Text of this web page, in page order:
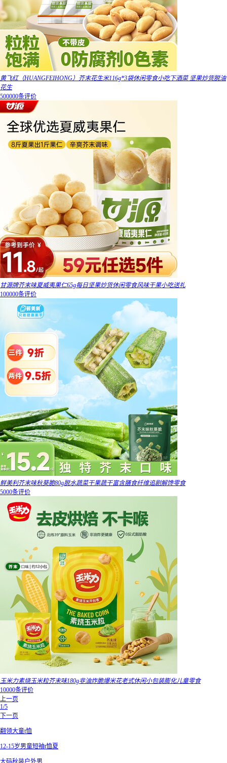
黄飞红（HUANGFEIHONG）芥末花生米116g*3袋休闲零食小吃下酒菜 坚果炒货脱油
花生
500000条评价
甘源牌芥末味夏威夷果仁65g每日坚果炒货休闲零食风味干果小吃送礼
100000条评价
鲜美利芥末味秋葵脆80g脱水蔬菜干果蔬干富含膳食纤维追剧解馋零食
5000条评价
玉米力素烧玉米粒芥末味180g非油炸脆爆米花老式休闲小包装膨化儿童零食
10000条评价
上一页
1/5
下一页
翻领大童t恤
12-15岁男童短袖t恤夏
大码秋装户外男